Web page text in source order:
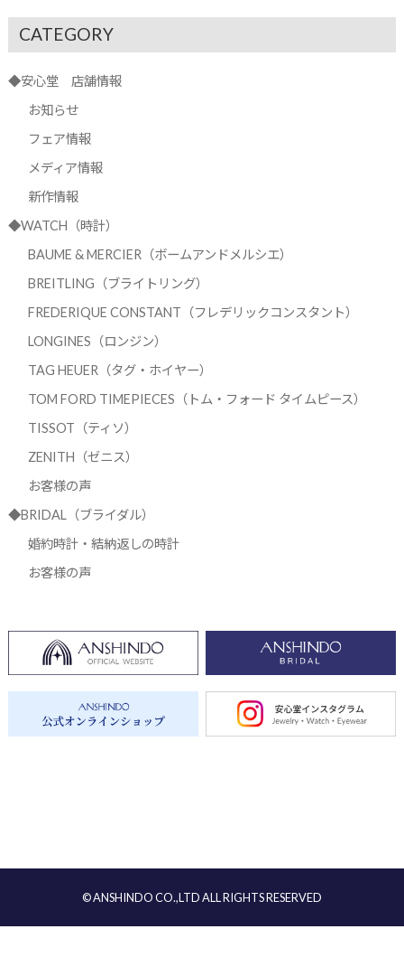
CATEGORY
◆安心堂 店舗情報
お知らせ
フェア情報
メディア情報
新作情報
◆WATCH（時計）
BAUME & MERCIER（ボームアンドメルシエ）
BREITLING（ブライトリング）
FREDERIQUE CONSTANT（フレデリックコンスタント）
LONGINES（ロンジン）
TAG HEUER（タグ・ホイヤー）
TOM FORD TIMEPIECES（トム・フォード タイムピース）
TISSOT（ティソ）
ZENITH（ゼニス）
お客様の声
◆BRIDAL（ブライダル）
婚約時計・結納返しの時計
お客様の声
© ANSHINDO CO.,LTD ALL RIGHTS RESERVED